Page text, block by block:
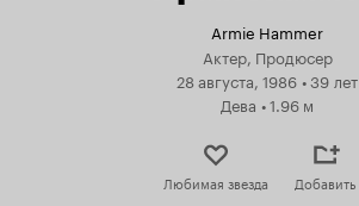
Armie Hammer
Актер, Продюсер
28 августа, 1986 •39 лет
Дева •1.96 м
Любимая звезда Добавить